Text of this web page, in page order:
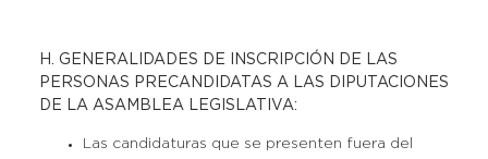
H. GENERALIDADES DE INSCRIPCIÓN DE LAS
PERSONAS PRECANDIDATAS A LAS DIPUTACIONES
DE LA ASAMBLEA LEGISLATIVA:
Las candidaturas que se presenten fuera del